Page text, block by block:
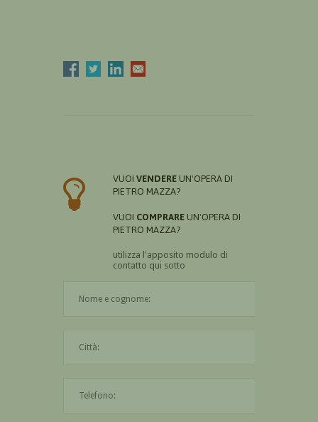
VUOI VENDERE UN'OPERA DI
PIETRO MAZZA?
VUOI COMPRARE UN'OPERA DI
PIETRO MAZZA?
utilizza l'apposito modulo di
contatto qui sotto